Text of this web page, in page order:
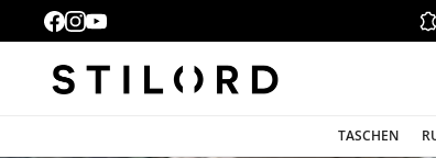
TASCHEN